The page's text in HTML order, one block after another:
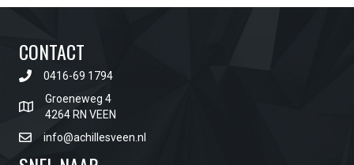
CONTACT
0416-69 1794
Groeneweg 4
4264 RN VEEN
info@achillesveen.nl